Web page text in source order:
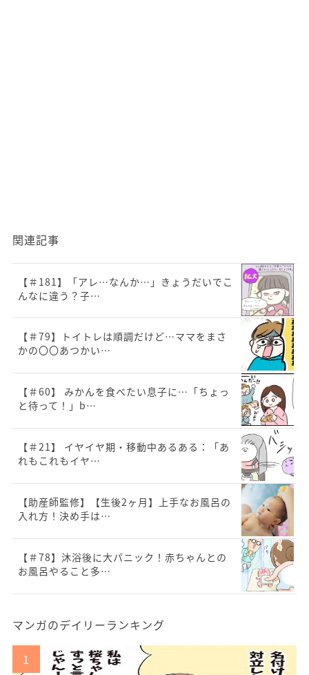
関連記事
【＃181】「アレ…なんか…」きょうだいでこ
んなに違う？子…
【＃79】トイトレは順調だけど…ママをまさ
かの〇〇あつかい…
【＃60】 みかんを食べたい息子に…「ちょっ
と待って！」b…
【＃21】 イヤイヤ期・移動中あるある：「あ
れもこれもイヤ…
【助産師監修】【生後2ヶ月】上手なお風呂の
入れ方！決め手は…
【＃78】沐浴後に大パニック！赤ちゃんとの
お風呂やること多…
マンガのデイリーランキング